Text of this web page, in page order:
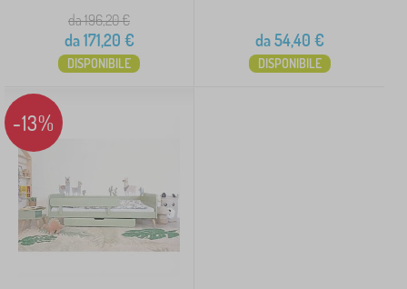
Etichette
colorato letti
Novità
121
FILTRAGGIO
da 196,20€
da171,20 €
DISPONIBILE
da54,40 €
DISPONIBILE
-13%